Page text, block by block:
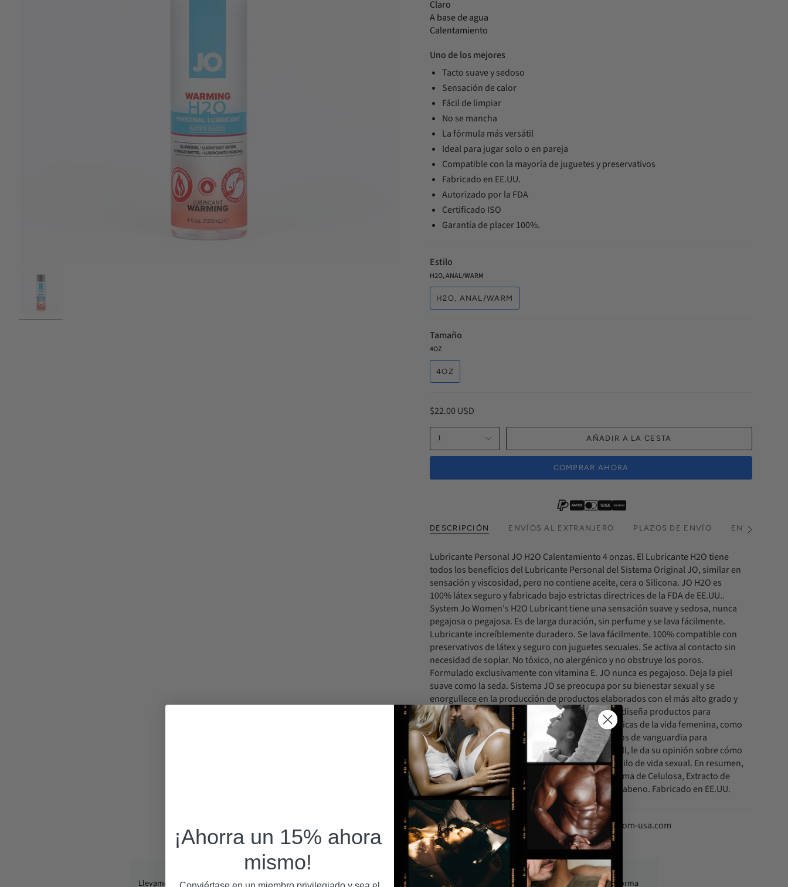
Claro
A base de agua
Calentamiento
Uno de los mejores
Tacto suave y sedoso
Sensación de calor
Fácil de limpiar
No se mancha
La fórmula más versátil
Ideal para jugar solo o en pareja
Compatible con la mayoría de juguetes y preservativos
Fabricado en EE.UU.
Autorizado por la FDA
Certificado ISO
Garantía de placer 100%.
Estilo
H2O, ANAL/WARM
H2O, ANAL/WARM
Tamaño
4OZ
4OZ
$22.00 USD
1 AÑADIR A LA CESTA
COMPRAR AHORA
DESCRIPCIÓN ENVÍOS AL EXTRANJERO PLAZOS DE ENVÍO ENVÍO
Ver
Lubricante Personal JO H2O Calentamiento 4 onzas. El Lubricante H2O tiene
todos los beneficios del Lubricante Personal del Sistema Original JO, similar en
sensación y viscosidad, pero no contiene aceite, cera o Silicona. JO H2O es
100% látex seguro y fabricado bajo estrictas directrices de la FDA de EE.UU..
System Jo Women's H2O Lubricant tiene una sensación suave y sedosa, nunca
pegajosa o pegajosa. Es de larga duración, sin perfume y se lava fácilmente.
Lubricante increíblemente duradero. Se lava fácilmente. 100% compatible con
preservativos de látex y seguro con juguetes sexuales. Se activa al contacto sin
necesidad de soplar. No tóxico, no alergénico y no obstruye los poros.
Formulado exclusivamente con vitamina E. JO nunca es pegajoso. Deja la piel
suave como la seda. Sistema JO se preocupa por su bienestar sexual y se
enorgullece en la producción de productos elaborados con el más alto grado y
calidad de los mejores ingredientes posibles. JO diseña productos para
mujeres por mujeres que abordan etapas específicas de la vida femenina, como
la menopausia, así como productos y suplementos de vanguardia para
hombres. Su sexperta residente, la Dra. Ava Cadell, le da su opinión sobre cómo
utilizar nuestros productos para beneficiar su estilo de vida sexual. En resumen,
a JO le importa. Ingredientes: Glicerina, Agua, Goma de Celulosa, Extracto de
Menta Mentha Piperita, Metilparabeno, Propilparabeno. Fabricado en EE.UU.
Correo electrónico de asistencia: info@condom-usa.com
Llevamos operando CondomUSA desde 1992.
Su información personal se almacena de
Todos los paquetes se envían de forma
¡Ahorra un 15% ahora
mismo!